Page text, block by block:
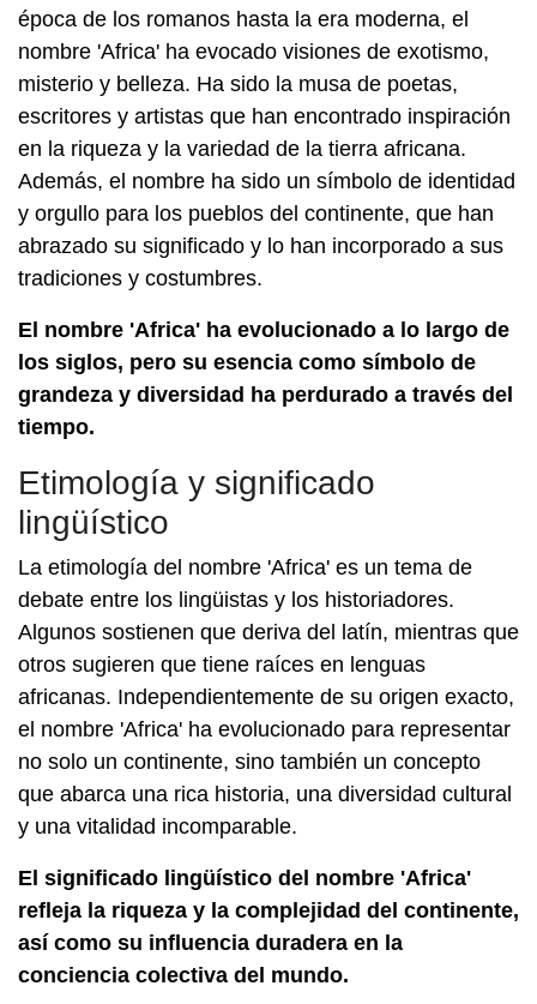
época de los romanos hasta la era moderna, el
nombre 'Africa' ha evocado visiones de exotismo,
misterio y belleza. Ha sido la musa de poetas,
escritores y artistas que han encontrado inspiración
en la riqueza y la variedad de la tierra africana.
Además, el nombre ha sido un símbolo de identidad
y orgullo para los pueblos del continente, que han
abrazado su significado y lo han incorporado a sus
tradiciones y costumbres.
El nombre 'Africa' ha evolucionado a lo largo de
los siglos, pero su esencia como símbolo de
grandeza y diversidad ha perdurado a través del
tiempo.
Etimología y significado
lingüístico
La etimología del nombre 'Africa' es un tema de
debate entre los lingüistas y los historiadores.
Algunos sostienen que deriva del latín, mientras que
otros sugieren que tiene raíces en lenguas
africanas. Independientemente de su origen exacto,
el nombre 'Africa' ha evolucionado para representar
no solo un continente, sino también un concepto
que abarca una rica historia, una diversidad cultural
y una vitalidad incomparable.
El significado lingüístico del nombre 'Africa'
refleja la riqueza y la complejidad del continente,
así como su influencia duradera en la
conciencia colectiva del mundo.